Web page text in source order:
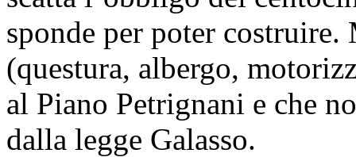
sponde per poter
(questura, albergo,
al Piano Petrignani e che
dalla legge Galasso.